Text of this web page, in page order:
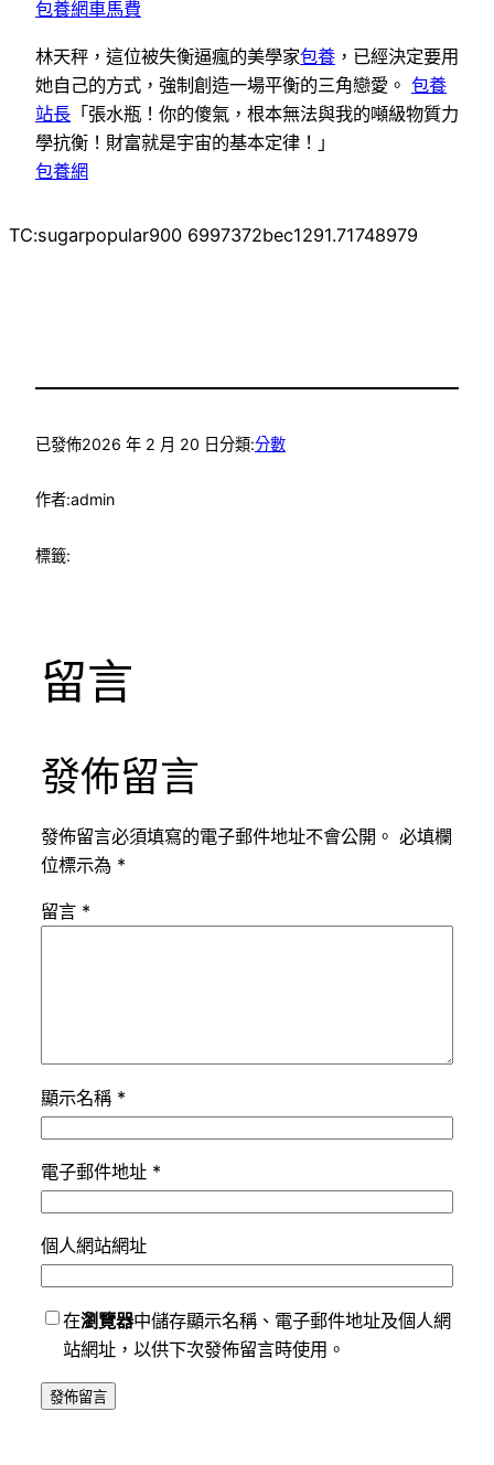
包養網車馬費
林天秤，這位被失衡逼瘋的美學家包養 ，已經決定要用
她自己的方式，強制創造一場平衡的三角戀愛。 包養
站長 「張水瓶！你的傻氣，根本無法與我的噸級物質力
學抗衡！財富就是宇宙的基本定律！」
包養網
TC:sugarpopular900 6997372bec1291.71748979
已發佈2026 年 2 月 20 日分類:分數
作者:admin
標籤:
留言
發佈留言
發佈留言必須填寫的電子郵件地址不會公開。 必填欄
位標示為 *
留言 *
顯示名稱 *
電子郵件地址 *
個人網站網址
在瀏覽器中儲存顯示名稱、電子郵件地址及個人網
站網址，以供下次發佈留言時使用。